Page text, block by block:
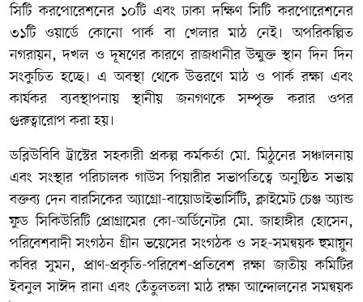
সিটি করপোরেশনের ১০টি এবং ঢাকা দক্ষিণ সিটি করপোরেশনের
৩১টি ওয়ার্ডে কোনো পার্ক বা খেলার মাঠ নেই। অপরিকল্পিত
নগরায়ন, দখল ও দূষণের কারণে রাজধানীর উন্মুক্ত স্থান দিন দিন
সংকুচিত হচ্ছে। এ অবস্থা থেকে উত্তরণে মাঠ ও পার্ক রক্ষা এবং
কার্যকর ব্যবস্থাপনায় স্থানীয় জনগণকে সম্পৃক্ত করার ওপর
গুরুত্বারোপ করা হয়।
ডব্লিউবিবি ট্রাস্টের সহকারী প্রকল্প কর্মকর্তা মো. মিঠুনের সঞ্চালনায়
এবং সংস্থার পরিচালক গাউস পিয়ারীর সভাপতিত্বে অনুষ্ঠিত সভায়
বক্তব্য দেন বারসিকের অ্যাগ্রো-বায়োডাইভার্সিটি, ক্লাইমেট চেঞ্জ অ্যান্ড
ফুড সিকিউরিটি প্রোগ্রামের কো-অর্ডিনেটর মো. জাহাঙ্গীর হোসেন,
পরিবেশবাদী সংগঠন গ্রীন ভয়েসের সংগঠক ও সহ-সমন্বয়ক হুমায়ুন
কবির সুমন, প্রাণ-প্রকৃতি-পরিবেশ-প্রতিবেশ রক্ষা জাতীয় কমিটির
ইবনুল সাঈদ রানা এবং তেঁতুলতলা মাঠ রক্ষা আন্দোলনের সমন্বয়ক